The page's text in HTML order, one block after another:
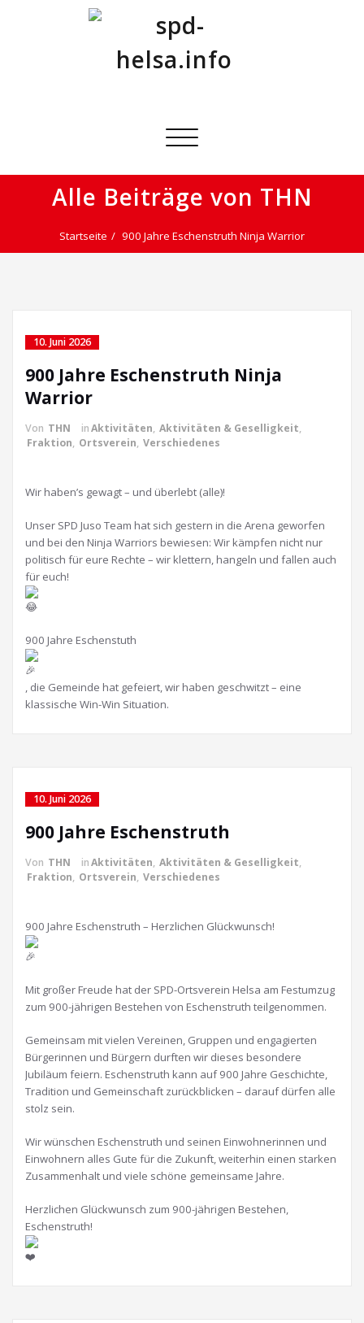
Schalte
Alle Beiträge von THN
Startseite 900 Jahre Eschenstruth Ninja Warrior
10. Juni 2026
900 Jahre Eschenstruth Ninja
Warrior
Von THN inAktivitäten, Aktivitäten & Geselligkeit,
Fraktion, Ortsverein, Verschiedenes
Wir haben’s gewagt – und überlebt (alle)!
Unser SPD Juso Team hat sich gestern in die Arena geworfen
und bei den Ninja Warriors bewiesen: Wir kämpfen nicht nur
politisch für eure Rechte – wir klettern, hangeln und fallen auch
für euch!
900 Jahre Eschenstuth
, die Gemeinde hat gefeiert, wir haben geschwitzt – eine
klassische Win-Win Situation.
10. Juni 2026
900 Jahre Eschenstruth
Von THN inAktivitäten, Aktivitäten & Geselligkeit,
Fraktion, Ortsverein, Verschiedenes
900 Jahre Eschenstruth – Herzlichen Glückwunsch!
Mit großer Freude hat der SPD-Ortsverein Helsa am Festumzug
zum 900-jährigen Bestehen von Eschenstruth teilgenommen.
Gemeinsam mit vielen Vereinen, Gruppen und engagierten
Bürgerinnen und Bürgern durften wir dieses besondere
Jubiläum feiern. Eschenstruth kann auf 900 Jahre Geschichte,
Tradition und Gemeinschaft zurückblicken – darauf dürfen alle
stolz sein.
Wir wünschen Eschenstruth und seinen Einwohnerinnen und
Einwohnern alles Gute für die Zukunft, weiterhin einen starken
Zusammenhalt und viele schöne gemeinsame Jahre.
Herzlichen Glückwunsch zum 900-jährigen Bestehen,
Eschenstruth!